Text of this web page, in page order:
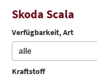
Skoda Scala
Verfügbarkeit, Art
Kraftstoff